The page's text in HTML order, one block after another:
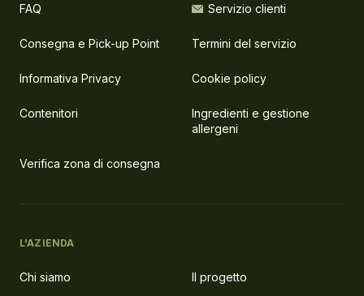
FAQ Servizio clienti
Consegna e Pick-up Point Termini del servizio
Informativa Privacy Cookie policy
Contenitori
Ingredienti e gestione
allergeni
Verifica zona di consegna
L'AZIENDA
Chi siamo Il progetto